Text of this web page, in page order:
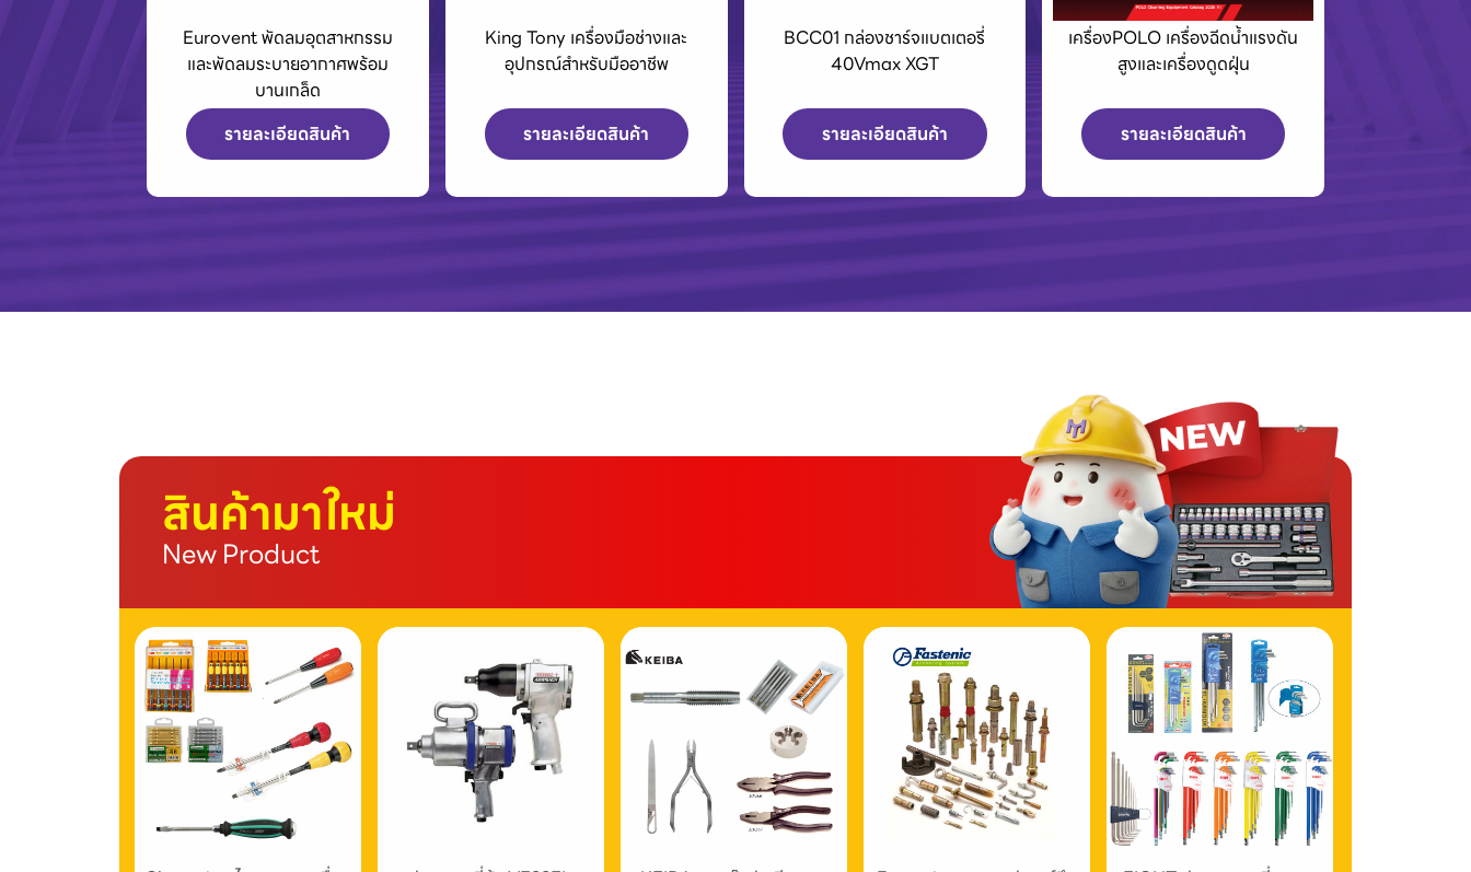
King Tony เครื่องมือช่างและ
อุปกรณ์สำหรับมืออาชีพ
รายละเอียดสินค้า
BCC01 กล่องชาร์จแบตเตอรี่
40Vmax XGT
รายละเอียดสินค้า
เครื่องPOLO เครื่องฉีดน้ำแรงดัน
สูงและเครื่องดูดฝุ่น
รายละเอียดสินค้า
Eurovent พัดลมอุตสาหกรรม
และพัดลมระบายอากาศพร้อม
รายละเอียดสินค้า
สินค้ามาใหม่
New Product